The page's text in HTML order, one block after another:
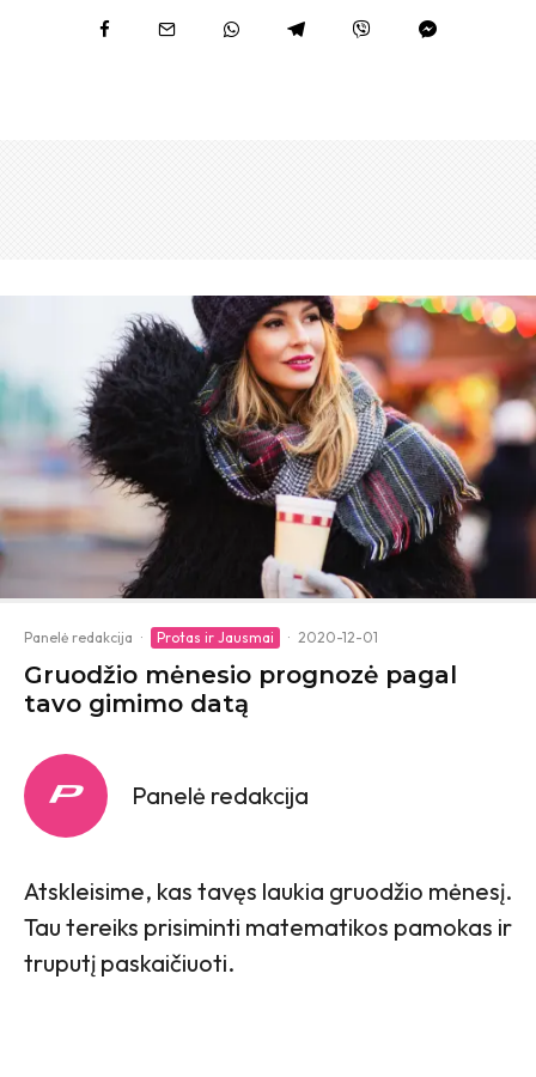
Panelė redakcija · Protas ir Jausmai · 2020-12-01
Gruodžio mėnesio prognozė pagal
tavo gimimo datą
Panelė redakcija
Atskleisime, kas tavęs laukia gruodžio mėnesį.
Tau tereiks prisiminti matematikos pamokas ir
truputį paskaičiuoti.